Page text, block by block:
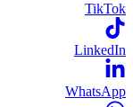
TikTok
LinkedIn
WhatsApp